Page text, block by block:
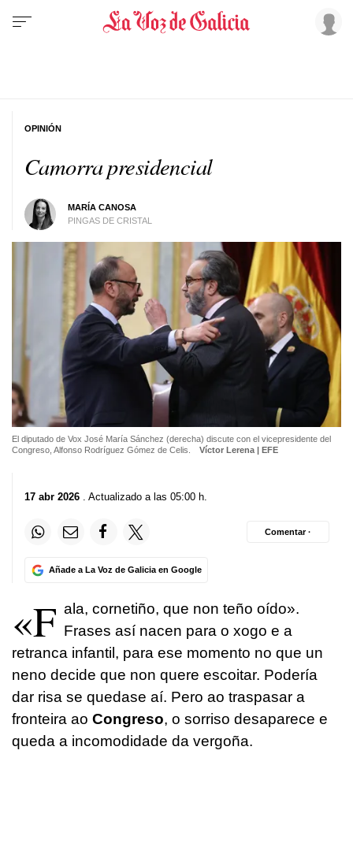
Camorra presidencial
MARÍA CANOSA
PINGAS DE CRISTAL
OPINIÓN
El diputado de Vox José María Sánchez (derecha) discute con el vicepresidente del
Congreso, Alfonso Rodríguez Gómez de Celis.
Víctor Lerena | EFE
17 abr 2026 . Actualizado a las 05:00 h.
Añade a La Voz de Galicia en Google
Comentar ·
«F ala, cornetiño, que non teño oído».
Frases así nacen para o xogo e a
retranca infantil, para ese momento no que un
neno decide que non quere escoitar. Podería
dar risa se quedase aí. Pero ao traspasar a
fronteira ao Congreso, o sorriso desaparece e
queda a incomodidade da vergoña.